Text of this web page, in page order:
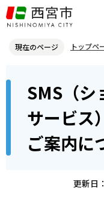
こ
の
ジ
す
現在のページ トップペ
SMS（ショートメッセー
ら
SMS（シ
サービス
ご案内に
更新日